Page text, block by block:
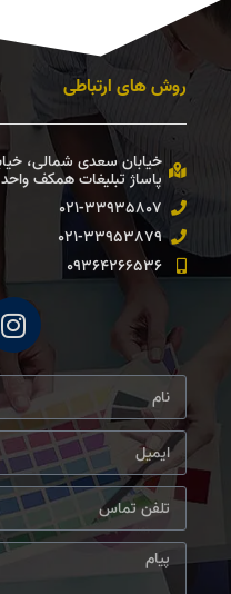
روش های ارتباطی
پاساژ تبلیغات همكف واحد ۳ ​
021-33935807
021-33953879
09364266536